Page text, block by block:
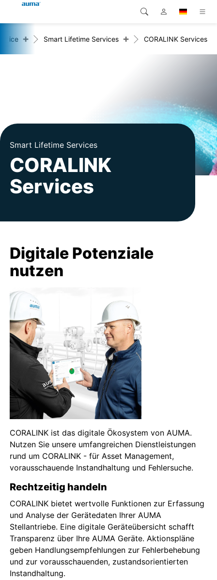
Produkte
Karriere
Unternehmen
Kontakt
Global
Nordamerika
Suche
+ Smart Lifetime Services + CORALINK Services
Smart Lifetime Services
CORALINK
Services
Digitale Potenziale
nutzen
CORALINK ist das digitale Ökosystem von AUMA.
Nutzen Sie unsere umfangreichen Dienstleistungen
rund um CORALINK - für Asset Management,
vorausschauende Instandhaltung und Fehlersuche.
Rechtzeitig handeln
CORALINK bietet wertvolle Funktionen zur Erfassung
und Analyse der Gerätedaten Ihrer AUMA
Stellantriebe. Eine digitale Geräteübersicht schafft
Transparenz über Ihre AUMA Geräte. Aktionspläne
geben Handlungsempfehlungen zur Fehlerbehebung
und zur vorausschauenden, zustandsorientierten
Instandhaltung.